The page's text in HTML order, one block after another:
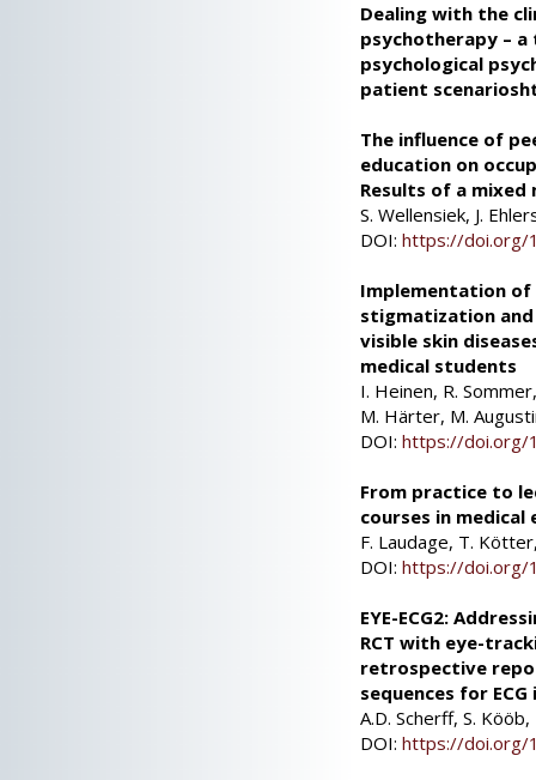
Dealing with the
psychotherapy –
psychological
patient
The influence of
education on
Results of a
S. Wellensiek, J.
DOI:https://doi.org/
Implementation of
stigmatization
visible skin
medical students
I. Heinen, R.
M. Härter, M.
DOI:https://doi.org/
From practice to
courses in medical
F. Laudage, T.
DOI:https://doi.org/
EYE-ECG2:
RCT with eye-
retrospective
sequences for
A.D. Scherff, S.
DOI:https://doi.org/